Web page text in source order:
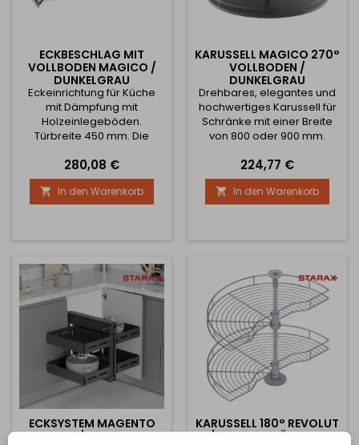
ECKBESCHLAG MIT
VOLLBODEN MAGICO /
DUNKELGRAU
Eckeinrichtung für Küche
mit Dämpfung mit
Holzeinlegeböden.
Türbreite 450 mm. Die
beträgt nur 490 mm.
Preis
280,08 €
 In den Warenkorb
KARUSSELL MAGICO 270°
VOLLBODEN /
DUNKELGRAU
Drehbares, elegantes und
hochwertiges Karussell für
Schränke mit einer Breite
von 800 oder 900 mm.
einzeln umlaufend
schwenkbar. Der Boden
des Ecksystems ist aus HDF
gefertigt. Höhenverstellbar
Maximale Belastung pro 1
Durchmesser der Körbe ist:
bei 800 mm - 710 mm bei
900 mm - 810 mm
Preis
224,77 €
 In den Warenkorb
ECKSYSTEM MAGENTO
UNIQUE / ANTHRAZIT
KARUSSELL 180° REVOLUT
/ CHROM GLÄNZEND